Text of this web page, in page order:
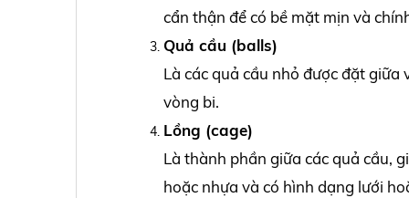
cẩn thận để có bề mặt mịn và
Quả cầu (balls)
Là các quả cầu nhỏ được đặt
vòng bi.
Lồng (cage)
Là thành phần giữa các quả cầu,
hoặc nhựa và có hình dạng lưới